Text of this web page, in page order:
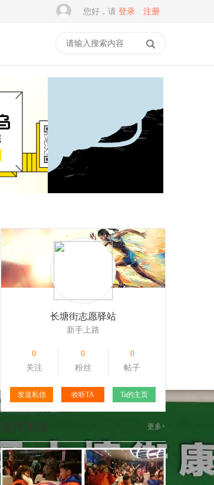
您好，请 登录 注册
长塘街志愿驿站
新手上路
0
关注
0
粉丝
0
帖子
发送私信 收听TA Ta的主页
推荐阅读 更多+